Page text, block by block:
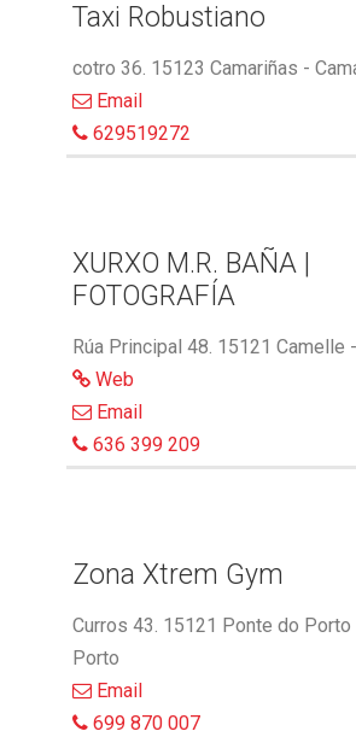
Taxi Robustiano
cotro 36. 15123 Camariñas -
Email
629519272
XURXO M.R. BAÑA |
FOTOGRAFÍA
Rúa Principal 48. 15121 Camelle
Web
Email
636 399 209
Zona Xtrem Gym
Curros 43. 15121 Ponte do
Porto
Email
699 870 007